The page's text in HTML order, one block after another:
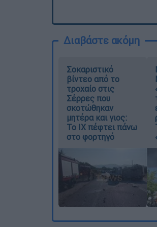
Διαβάστε ακόμη
Σοκαριστικό
βίντεο από το
τροχαίο στις
Σέρρες που
σκοτώθηκαν
μητέρα και γιος:
Το ΙΧ πέφτει πάνω
στο φορτηγό